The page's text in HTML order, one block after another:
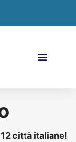
città italiane!